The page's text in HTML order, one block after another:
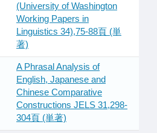
(University of Washington
Working Papers in
Linguistics 34),75-88頁 (単
著)
A Phrasal Analysis of
English, Japanese and
Chinese Comparative
Constructions JELS 31,298-
304頁 (単著)